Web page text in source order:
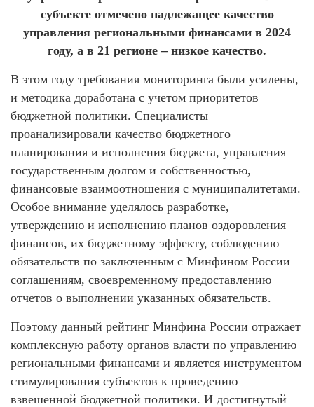
субъекте отмечено надлежащее качество
управления региональными финансами в 2024
году, а в 21 регионе – низкое качество.
В этом году требования мониторинга были усилены,
и методика доработана с учетом приоритетов
бюджетной политики. Специалисты
проанализировали качество бюджетного
планирования и исполнения бюджета, управления
государственным долгом и собственностью,
финансовые взаимоотношения с муниципалитетами.
Особое внимание уделялось разработке,
утверждению и исполнению планов оздоровления
финансов, их бюджетному эффекту, соблюдению
обязательств по заключенным с Минфином России
соглашениям, своевременному предоставлению
отчетов о выполнении указанных обязательств.
Поэтому данный рейтинг Минфина России отражает
комплексную работу органов власти по управлению
региональными финансами и является инструментом
стимулирования субъектов к проведению
взвешенной бюджетной политики. И достигнутый